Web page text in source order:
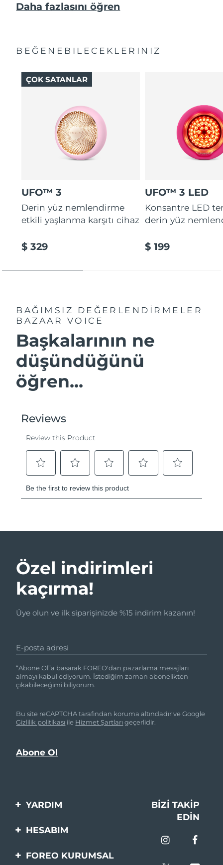
Daha fazlasını öğren
BEĞENEBILECEKLERINIZ
UFO™ 3
Derin yüz nemlendirme
etkili yaşlanma karşıtı cihaz
$ 329
ÇOK SATANLAR
UFO™ 3 LED
Konsantre LED
derin yüz
$ 199
BAĞIMSIZ DEĞERLENDİRMELER
BAZAAR VOICE
Başkalarının ne
düşündüğünü
öğren...
Özel indirimleri
kaçırma!
Üye olun ve ilk siparişinizde %15 indirim kazanın!
E-posta adresi
“Abone Ol”a basarak FOREO'dan pazarlama mesajları
almayı kabul ediyorum. İstediğim zaman abonelikten
çıkabileceğimi biliyorum.
Bu site reCAPTCHA tarafından koruma altındadır ve Google
Gizlilik politikası ile Hizmet Şartlarıgeçerlidir.
YARDIM
Bi̇zi̇mle İleti̇şi̇me Geçi̇n
BIZI TAKIP
EDIN
HESABIM
Ürün Kaydı
FOREO KURUMSAL